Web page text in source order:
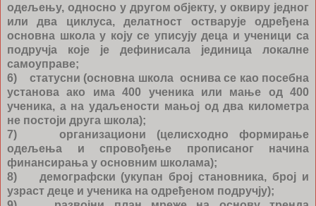
одељењу, односно у другом објекту, у оквиру једног
или два циклуса, делатност остварује одређена
основна школа у коју се уписују деца и ученици са
подручја које је дефинисала јединица локалне
самоуправе;
6) статусни (основна школа оснива се као посебна
установа ако има 400 ученика или мање од 400
ученика, а на удаљености мањој од два километра
не постоји друга школа);
7) организациони (целисходно формирање
одељења и спровођење прописаног начина
финансирања у основним школама);
8) демографски (укупан број становника, број и
узраст деце и ученика на одређеном подручју);